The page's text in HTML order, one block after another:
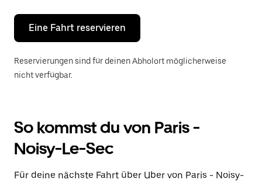
um
den
Kalender
schließen.
Eine Fahrt reservieren
Reservierungen sind für deinen Abholort möglicherweise
nicht verfügbar.
So kommst du von Paris -
Noisy-Le-Sec
Für deine nächste Fahrt über Uber von Paris - Noisy-